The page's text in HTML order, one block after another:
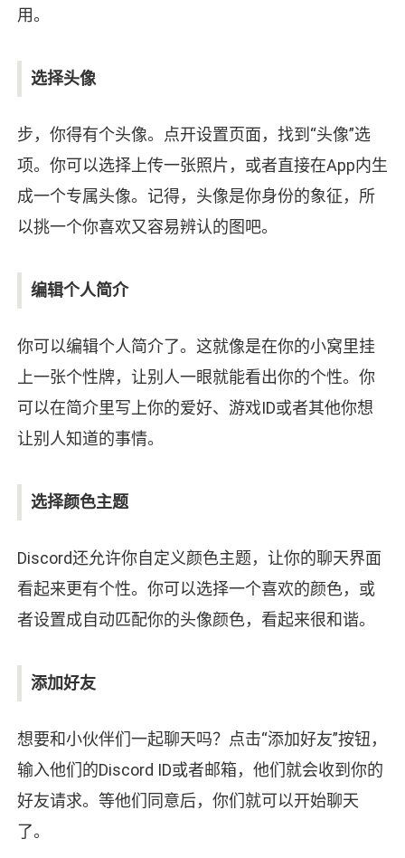
用。
选择头像
步，你得有个头像。点开设置页面，找到“头像”选
项。你可以选择上传一张照片，或者直接在App内生
成一个专属头像。记得，头像是你身份的象征，所
以挑一个你喜欢又容易辨认的图吧。
编辑个人简介
你可以编辑个人简介了。这就像是在你的小窝里挂
上一张个性牌，让别人一眼就能看出你的个性。你
可以在简介里写上你的爱好、游戏ID或者其他你想
让别人知道的事情。
选择颜色主题
Discord还允许你自定义颜色主题，让你的聊天界面
看起来更有个性。你可以选择一个喜欢的颜色，或
者设置成自动匹配你的头像颜色，看起来很和谐。
添加好友
想要和小伙伴们一起聊天吗？点击“添加好友”按钮，
输入他们的Discord ID或者邮箱，他们就会收到你的
好友请求。等他们同意后，你们就可以开始聊天
了。